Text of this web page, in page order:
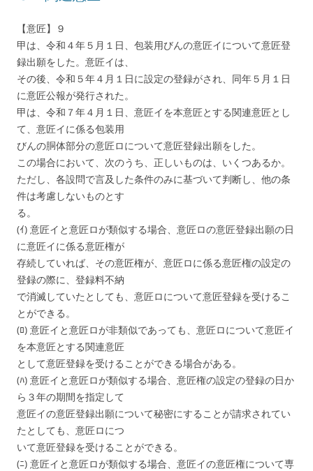
【意匠】９
甲は、令和４年５月１日、包装用びんの意匠イについて意匠登
録出願をした。意匠イは、
その後、令和５年４月１日に設定の登録がされ、同年５月１日
に意匠公報が発行された。
甲は、令和７年４月１日、意匠イを本意匠とする関連意匠とし
て、意匠イに係る包装用
びんの胴体部分の意匠ロについて意匠登録出願をした。
この場合において、次のうち、正しいものは、いくつあるか。
ただし、各設問で言及した条件のみに基づいて判断し、他の条
件は考慮しないものとす
る。
(ｲ) 意匠イと意匠ロが類似する場合、意匠ロの意匠登録出願の日
に意匠イに係る意匠権が
存続していれば、その意匠権が、意匠ロに係る意匠権の設定の
登録の際に、登録料不納
で消滅していたとしても、意匠ロについて意匠登録を受けるこ
とができる。
(ﾛ) 意匠イと意匠ロが非類似であっても、意匠ロについて意匠イ
を本意匠とする関連意匠
として意匠登録を受けることができる場合がある。
(ﾊ) 意匠イと意匠ロが類似する場合、意匠権の設定の登録の日か
ら３年の期間を指定して
意匠イの意匠登録出願について秘密にすることが請求されてい
たとしても、意匠ロにつ
いて意匠登録を受けることができる。
(ﾆ) 意匠イと意匠ロが類似する場合、意匠イの意匠権について専